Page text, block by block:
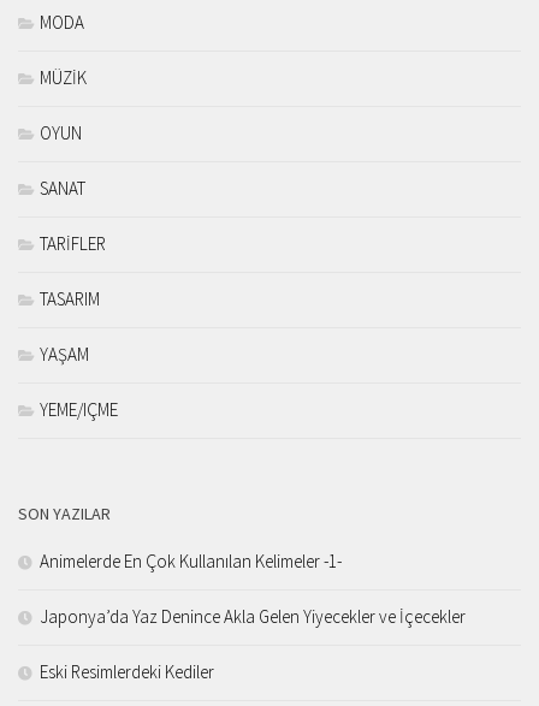
MODA
MÜZİK
OYUN
SANAT
TARİFLER
TASARIM
YAŞAM
YEME/IÇME
SON YAZILAR
Animelerde En Çok Kullanılan Kelimeler -1-
Japonya’da Yaz Denince Akla Gelen Yiyecekler ve İçecekler
Eski Resimlerdeki Kediler